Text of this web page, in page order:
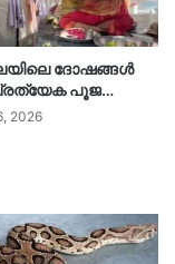
ദോഷങ്ങൾ
പ്രത്യേക പൂജ…
2026